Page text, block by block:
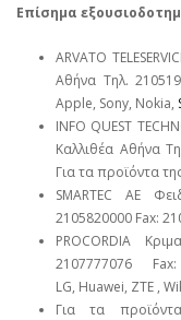
Επίσημα
ARVATO
Αθήνα Τηλ.
Apple, Sony, Nokia,
INFO QUEST
Καλλιθέα Αθήνα
Για τα προϊόντα
SMARTEC ΑΕ
2105820000 Fax:
PROCORDIA
2107777076
LG, Huawei, ΖΤΕ ,
Για τα